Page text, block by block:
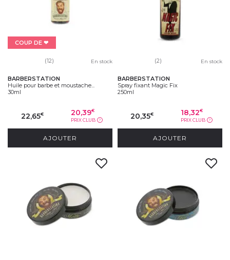
COUP DE ❤
(12) En stock
BARBERSTATION
Huile pour barbe et moustache...
30ml
22,65€ 20,39€
PRIX CLUB ?
AJOUTER
(2) En stock
BARBERSTATION
Spray fixant Magic Fix
250ml
20,35€ 18,32€
PRIX CLUB ?
AJOUTER